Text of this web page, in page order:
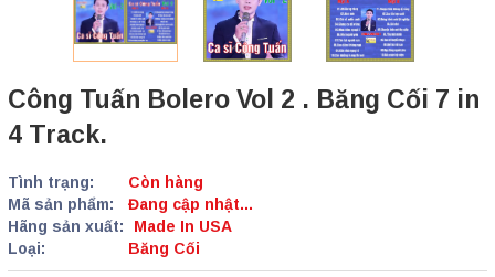
Công Tuấn Bolero Vol 2 . Băng Cối 7 in
4 Track.
Tình trạng:
Còn hàng
Mã sản phẩm:
Đang cập nhật...
Hãng sản xuất:
Made In USA
Loại:
Băng Cối